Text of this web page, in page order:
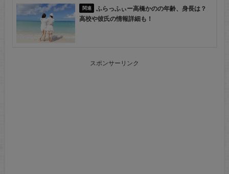
ふらっふぃー高橋かのの年齢、身長は？
高校や彼氏の情報詳細も！
スポンサーリンク